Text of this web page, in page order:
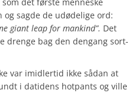
det første menneske
sagde de udødelige ord:
giant leap for mankind”. Det
drenge bag den dengang sort-
var imidlertid ikke sådan at
i datidens hotpants og ville